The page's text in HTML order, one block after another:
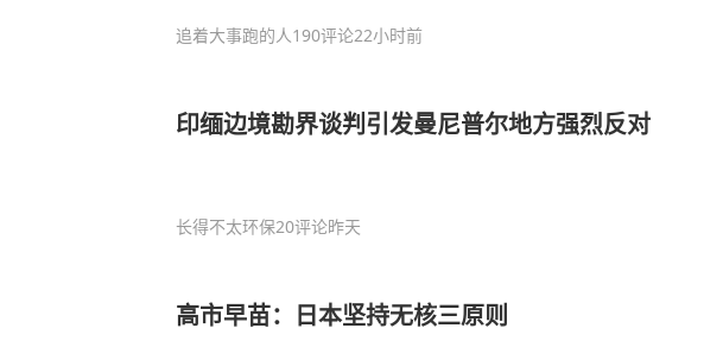
追着大事跑的人190评论22小时前
印缅边境勘界谈判引发曼尼普尔地方强烈反对
长得不太环保20评论昨天
高市早苗：日本坚持无核三原则